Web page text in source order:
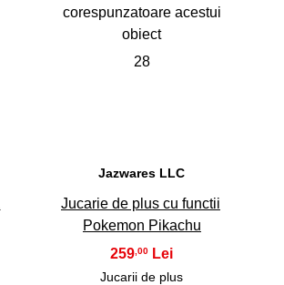
28
Jazwares LLC
Jucarie de plus cu functii
Pokemon Pikachu
259,00
Jucarii de plus